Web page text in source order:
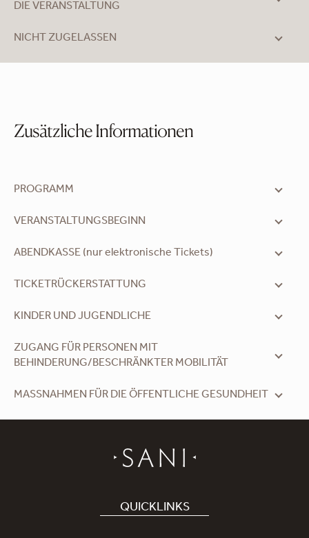
DIE VERANSTALTUNG
NICHT ZUGELASSEN
Zusätzliche Informationen
PROGRAMM
VERANSTALTUNGSBEGINN
ABENDKASSE (nur elektronische Tickets)
TICKETRÜCKERSTATTUNG
KINDER UND JUGENDLICHE
ZUGANG FÜR PERSONEN MIT
BEHINDERUNG/BESCHRÄNKTER MOBILITÄT
MASSNAHMEN FÜR DIE ÖFFENTLICHE GESUNDHEIT
QUICKLINKS